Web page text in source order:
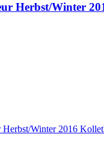
Herbst/Winter